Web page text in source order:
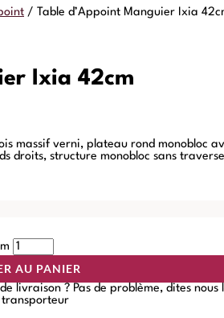
/ Table d’Appoint Manguier Ixia
Ixia 42cm
massif verni, plateau rond
droits, structure monobloc sans
AU PANIER
livraison ? Pas de problème, dites
transporteur